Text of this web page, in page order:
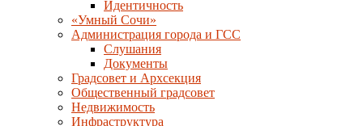
Идентичность
«Умный Сочи»
Администрация города и ГСС
Слушания
Документы
Градсовет и Архсекция
Общественный градсовет
Недвижимость
Инфраструктура